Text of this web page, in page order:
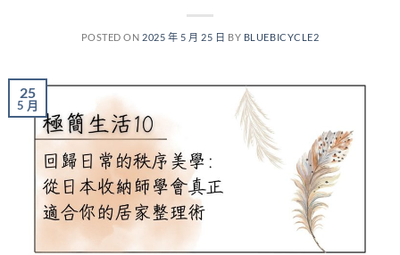
POSTED ON 2025 年 5 月 25 日 BY BLUEBICYCLE2
25
5 月